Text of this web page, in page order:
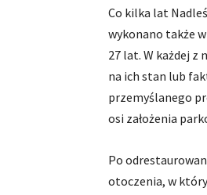
Co kilka lat
wykonano także
27 lat. W każdej z
na ich stan lub
przemyślanego
osi założenia
Po
otoczenia, w